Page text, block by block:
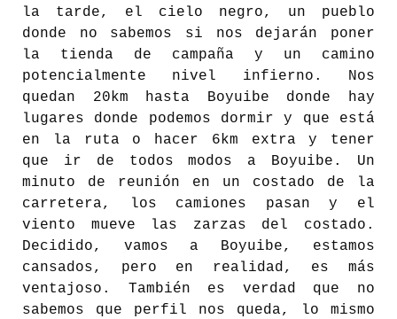
la tarde, el cielo negro, un pueblo
donde no sabemos si nos dejarán poner
la tienda de campaña y un camino
potencialmente nivel infierno. Nos
quedan 20km hasta Boyuibe donde hay
lugares donde podemos dormir y que está
en la ruta o hacer 6km extra y tener
que ir de todos modos a Boyuibe. Un
minuto de reunión en un costado de la
carretera, los camiones pasan y el
viento mueve las zarzas del costado.
Decidido, vamos a Boyuibe, estamos
cansados, pero en realidad, es más
ventajoso. También es verdad que no
sabemos que perfil nos queda, lo mismo